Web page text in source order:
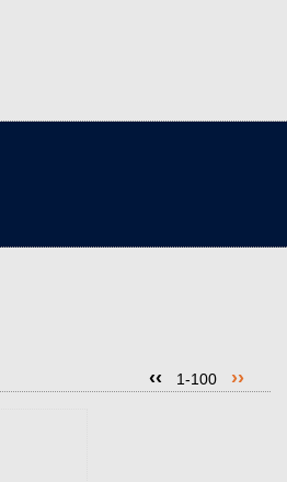
‹‹ 1-100 ››